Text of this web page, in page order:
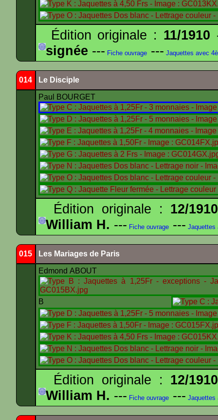
Édition originale : 11/1910
signée --- Fiche ouvrage --- Jaquettes avec
014 Le Disciple
Paul BOURGET
Édition originale : 12/1910
William H. --- Fiche ouvrage --- Jaquettes
015 Les Mariages de Paris
Edmond ABOUT
B
Édition originale : 12/1910
William H. --- Fiche ouvrage --- Jaquettes